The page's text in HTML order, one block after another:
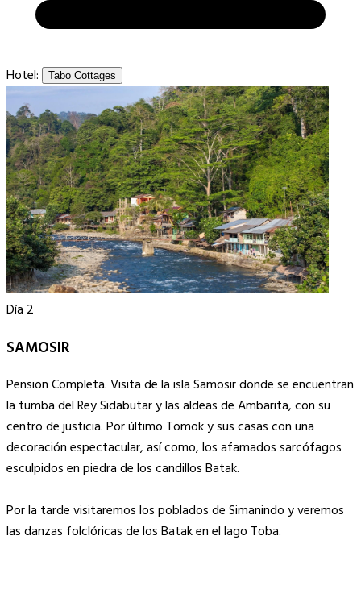
Hotel: Tabo Cottages
Día 2
SAMOSIR
Pension Completa. Visita de la isla Samosir donde se encuentran
la tumba del Rey Sidabutar y las aldeas de Ambarita, con su
centro de justicia. Por último Tomok y sus casas con una
decoración espectacular, así como, los afamados sarcófagos
esculpidos en piedra de los candillos Batak.
Por la tarde visitaremos los poblados de Simanindo y veremos
las danzas folclóricas de los Batak en el lago Toba.